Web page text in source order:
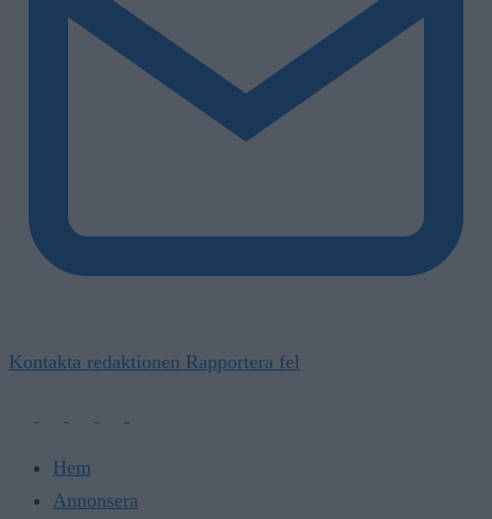
Kontakta redaktionen Rapportera fel
Hem
Annonsera